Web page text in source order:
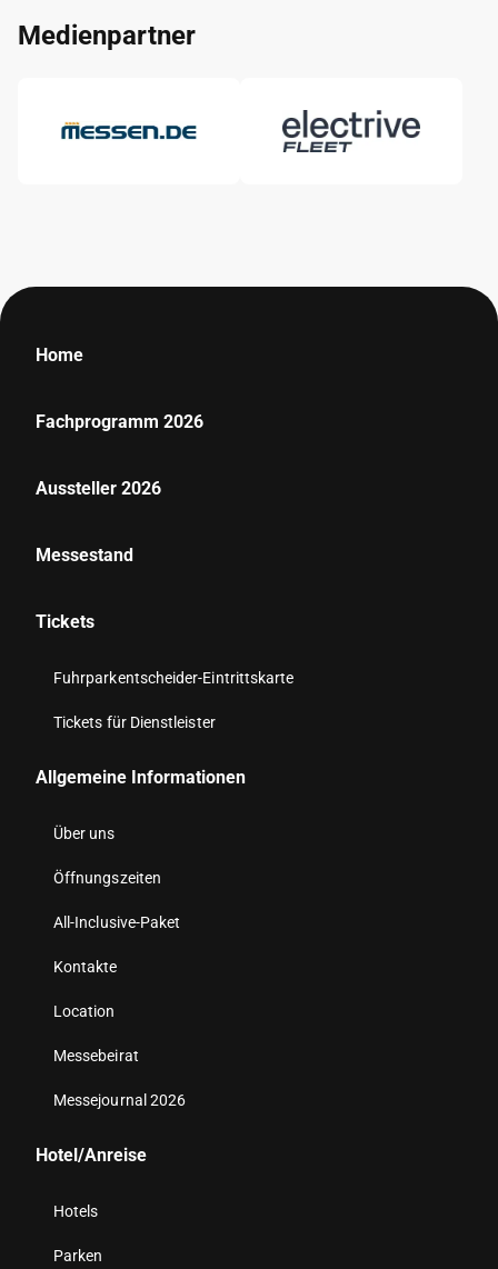
Medienpartner
Home
Fachprogramm 2026
Aussteller 2026
Messestand
Tickets
Fuhrparkentscheider-Eintrittskarte
Tickets für Dienstleister
Allgemeine Informationen
Über uns
Öffnungszeiten
All-Inclusive-Paket
Kontakte
Location
Messebeirat
Messejournal 2026
Hotel/Anreise
Hotels
Parken